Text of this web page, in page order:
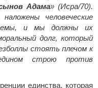
Адама» (Исра/70).
человеческие
и мы должны их
долг, который
стоять плечом к
строю против
единства, которая